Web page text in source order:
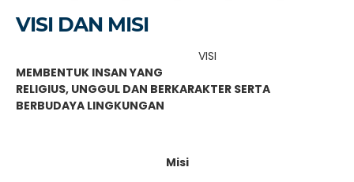
VISI DAN MISI
VISI
MEMBENTUK INSAN YANG
RELIGIUS, UNGGUL DAN BERKARAKTER SERTA
BERBUDAYA LINGKUNGAN
Misi